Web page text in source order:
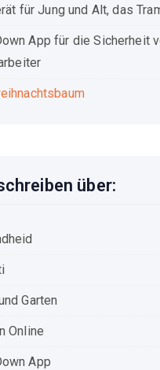
für Jung und Alt, das
App für die Sicherheit
über:
Garten
Online
App